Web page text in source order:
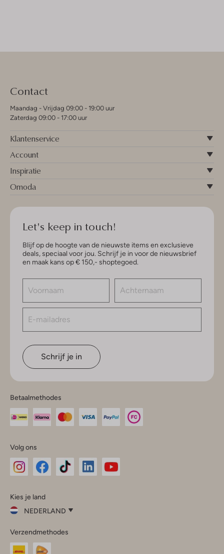
Contact
Maandag - Vrijdag 09:00 - 19:00 uur
Zaterdag 09:00 - 17:00 uur
Klantenservice
Account
Inspiratie
Omoda
Let's keep in touch!
Blijf op de hoogte van de nieuwste items en exclusieve
deals, speciaal voor jou. Schrijf je in voor de nieuwsbrief
en maak kans op € 150,- shoptegoed.
Schrijf je in
Betaalmethodes
Volg ons
InstagramFacebook
Kies je land
NEDERLAND
je
land
Verzendmethodes